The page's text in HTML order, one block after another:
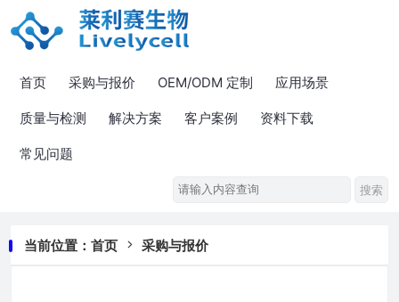
首页 采购与报价 OEM/ODM 定制 应用场景
质量与检测 解决方案 客户案例 资料下载
常见问题
当前位置： 首页 采购与报价